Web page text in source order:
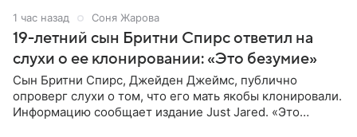
1 час назад Соня Жарова
19-летний сын Бритни Спирс ответил на
слухи о ее клонировании: «Это безумие»
Сын Бритни Спирс, Джейден Джеймс, публично
опроверг слухи о том, что его мать якобы клонировали.
Информацию сообщает издание Just Jared. «Это